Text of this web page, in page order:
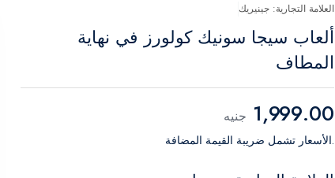
العلامة التجارية: جينيريك
ألعاب سيجا سونيك كولورز في نهاية
المطاف
1,999.00 جنيه
.الأسعار تشمل ضريبة القيمة المضافة